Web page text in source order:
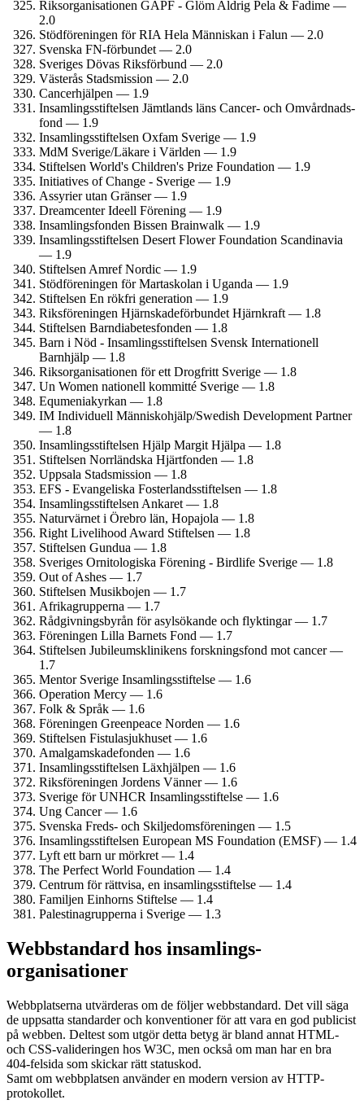
Riks­organisationen GAPF - Glöm Aldrig Pela & Fadime —
2.0
Stödföreningen för RIA Hela Människan i Falun — 2.0
Svenska FN-förbundet — 2.0
Sveriges Dövas Riksförbund — 2.0
Västerås Stadsmission — 2.0
Cancerhjälpen — 1.9
Insamlings­stiftelsen Jämtlands läns Cancer- och Omvårdnads­
fond — 1.9
Insamlings­stiftelsen Oxfam Sverige — 1.9
MdM Sverige/Läkare i Världen — 1.9
Stiftelsen World's Children's Prize Foundation — 1.9
Initiatives of Change - Sverige — 1.9
Assyrier utan Gränser — 1.9
Dreamcenter Ideell Förening — 1.9
Insamlings­fonden Bissen Brainwalk — 1.9
Insamlings­stiftelsen Desert Flower Foundation Scandinavia
— 1.9
Stiftelsen Amref Nordic — 1.9
Stödföreningen för Martaskolan i Uganda — 1.9
Stiftelsen En rökfri generation — 1.9
Riksföreningen Hjärnskade­förbundet Hjärnkraft — 1.8
Stiftelsen Barndiabetes­fonden — 1.8
Barn i Nöd - Insamlings­stiftelsen Svensk Internationell
Barnhjälp — 1.8
Riks­organisationen för ett Drogfritt Sverige — 1.8
Un Women nationell kommitté Sverige — 1.8
Equmenia­kyrkan — 1.8
IM Individuell Människohjälp/­Swedish Development Partner
— 1.8
Insamlings­stiftelsen Hjälp Margit Hjälpa — 1.8
Stiftelsen Norrländska Hjärtfonden — 1.8
Uppsala Stadsmission — 1.8
EFS - Evangeliska Fosterlands­stiftelsen — 1.8
Insamlings­stiftelsen Ankaret — 1.8
Naturvärnet i Örebro län, Hopajola — 1.8
Right Livelihood Award Stiftelsen — 1.8
Stiftelsen Gundua — 1.8
Sveriges Ornitologiska Förening - Birdlife Sverige — 1.8
Out of Ashes — 1.7
Stiftelsen Musikbojen — 1.7
Afrikagrupperna — 1.7
Rådgivnings­byrån för asylsökande och flyktingar — 1.7
Föreningen Lilla Barnets Fond — 1.7
Stiftelsen Jubileums­klinikens forsknings­fond mot cancer —
1.7
Mentor Sverige Insamlings­stiftelse — 1.6
Operation Mercy — 1.6
Folk & Språk — 1.6
Föreningen Greenpeace Norden — 1.6
Stiftelsen Fistulasjukhuset — 1.6
Amalgamskade­fonden — 1.6
Insamlings­stiftelsen Läxhjälpen — 1.6
Riksföreningen Jordens Vänner — 1.6
Sverige för UNHCR Insamlings­stiftelse — 1.6
Ung Cancer — 1.6
Svenska Freds- och Skiljedoms­föreningen — 1.5
Insamlings­stiftelsen European MS Foundation (EMSF) — 1.4
Lyft ett barn ur mörkret — 1.4
The Perfect World Foundation — 1.4
Centrum för rättvisa, en insamlings­stiftelse — 1.4
Familjen Einhorns Stiftelse — 1.4
Palestina­grupperna i Sverige — 1.3
Webbstandard hos insamlings­
organisationer
Webbplatserna utvärderas om de följer webbstandard. Det vill säga
de uppsatta standarder och konventioner för att vara en god publicist
på webben. Deltest som utgör detta betyg är bland annat HTML-
och CSS-valideringen hos W3C, men också om man har en bra
404-felsida som skickar rätt statuskod.
Samt om webbplatsen använder en modern version av HTTP-
protokollet.